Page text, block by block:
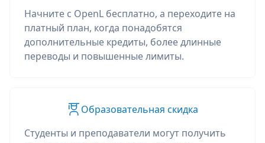
Начните с OpenL бесплатно, а переходите на
платный план, когда понадобятся
дополнительные кредиты, более длинные
переводы и повышенные лимиты.
Образовательная скидка
Студенты и преподаватели могут получить